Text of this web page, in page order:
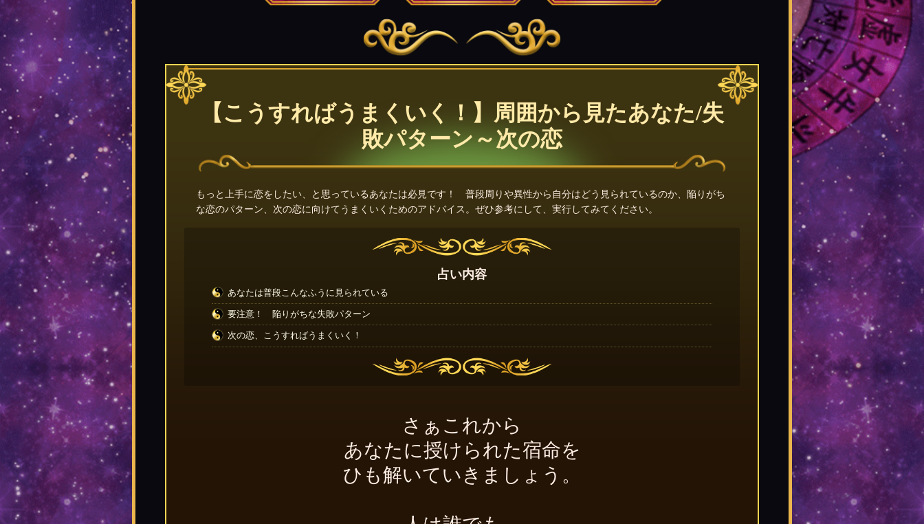
【こうすればうまくいく！】周囲から見たあなた/失
敗パターン～次の恋
もっと上手に恋をしたい、と思っているあなたは必見です！ 普段周りや異性から自分はどう見られているのか、陥りがち
な恋のパターン、次の恋に向けてうまくいくためのアドバイス。ぜひ参考にして、実行してみてください。
占い内容
あなたは普段こんなふうに見られている
要注意！ 陥りがちな失敗パターン
次の恋、こうすればうまくいく！
さぁこれから
あなたに授けられた宿命を
ひも解いていきましょう。